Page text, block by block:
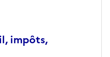
impôts,